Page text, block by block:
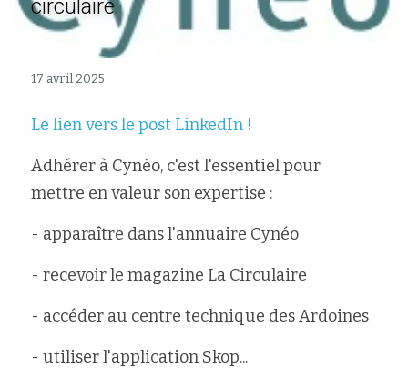
circulaire.
17 avril 2025
Le lien vers le post LinkedIn !
Adhérer à Cynéo, c'est l'essentiel pour
mettre en valeur son expertise :
- apparaître dans l'annuaire Cynéo
- recevoir le magazine La Circulaire
- accéder au centre technique des Ardoines
- utiliser l'application Skop...